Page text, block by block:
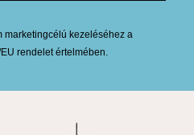
marketingcélú kezeléséhez a
rendelet értelmében.